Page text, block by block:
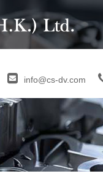
info@cs-dv.com